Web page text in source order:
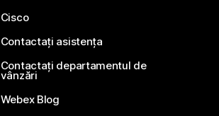
Cisco
Contactați asistența
Contactați departamentul de
vânzări
Webex Blog